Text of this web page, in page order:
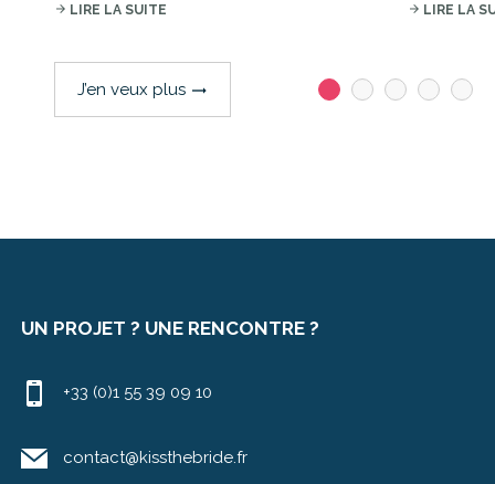
arrow_forward LIRE LA SUITE arrow_forward LIRE LA
J’en veux plus trending_flat
UN PROJET ? UNE RENCONTRE ?
+33 (0)1 55 39 09 10
contact@kissthebride.fr